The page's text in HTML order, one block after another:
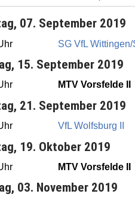
07. September 2019
SG VfL
15. September 2019
MTV Vorsfelde II
21. September 2019
VfL Wolfsburg II
19. Oktober 2019
MTV Vorsfelde II
03. November 2019